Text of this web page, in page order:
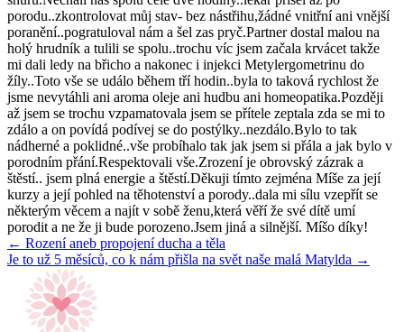
porodu..zkontrolovat můj stav- bez nástřihu,žádné vnitřní ani vnější
poranění..pogratuloval nám a šel zas pryč.Partner dostal malou na
holý hrudník a tulili se spolu..trochu víc jsem začala krvácet takže
mi dali ledy na břicho a nakonec i injekci Metylergometrinu do
žíly..Toto vše se událo během tří hodin..byla to taková rychlost že
jsme nevytáhli ani aroma oleje ani hudbu ani homeopatika.Později
až jsem se trochu vzpamatovala jsem se přítele zeptala zda se mi to
zdálo a on povídá podívej se do postýlky..nezdálo.Bylo to tak
nádherné a poklidné..vše probíhalo tak jak jsem si přála a jak bylo v
porodním přání.Respektovali vše.Zrození je obrovský zázrak a
štěstí.. jsem plná energie a štěstí.Děkuji tímto zejména Míše za její
kurzy a její pohled na těhotenství a porody..dala mi sílu vzepřít se
některým věcem a najít v sobě ženu,která věří že své dítě umí
porodit a ne že ji bude porozeno.Jsem jiná a silnější. Míšo díky!
← Rození aneb propojení ducha a těla
Je to už 5 měsíců, co k nám přišla na svět naše malá Matylda →